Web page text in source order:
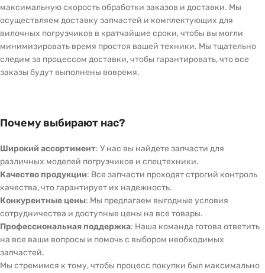
максимальную скорость обработки заказов и доставки. Мы
осуществляем доставку запчастей и комплектующих для
вилочных погрузчиков в кратчайшие сроки, чтобы вы могли
минимизировать время простоя вашей техники. Мы тщательно
следим за процессом доставки, чтобы гарантировать, что все
заказы будут выполнены вовремя.
Почему выбирают нас?
Широкий ассортимент: У нас вы найдете запчасти для
различных моделей погрузчиков и спецтехники.
Качество продукции: Все запчасти проходят строгий контроль
качества, что гарантирует их надежность.
Конкурентные цены: Мы предлагаем выгодные условия
сотрудничества и доступные цены на все товары.
Профессиональная поддержка: Наша команда готова ответить
на все ваши вопросы и помочь с выбором необходимых
запчастей.
Мы стремимся к тому, чтобы процесс покупки был максимально